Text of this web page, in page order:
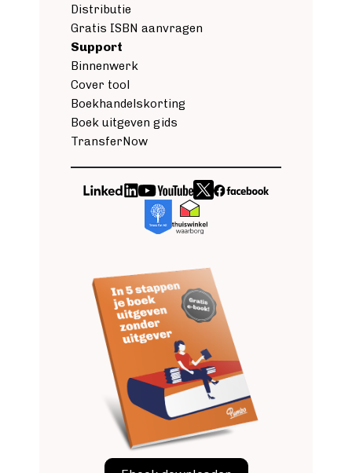
Distributie
Gratis ISBN aanvragen
Support
Binnenwerk
Cover tool
Boekhandelskorting
Boek uitgeven gids
TransferNow
Image Image ImageImage
ImageImage